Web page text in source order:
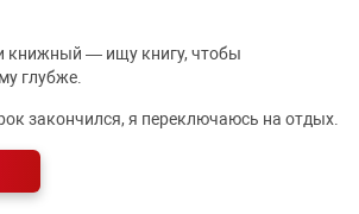
книжный — ищу книгу, чтобы
глубже.
закончился, я переключаюсь на отдых.